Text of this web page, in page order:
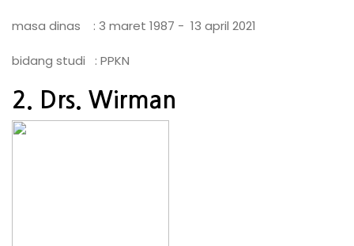
masa dinas : 3 maret 1987 - 13 april 2021
bidang studi : PPKN
2. Drs. Wirman